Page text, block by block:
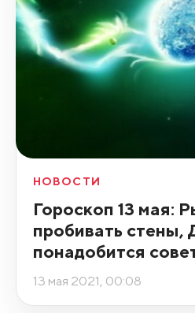
НОВОСТИ
Гороскоп 13 мая:
пробивать стены,
понадобится
13 мая 2021, 00:08